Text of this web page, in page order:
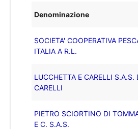
Denominazione
SOCIETA' COOPERATIVA
ITALIA A R.L.
LUCCHETTA E CARELLI S.A.S.
CARELLI
PIETRO SCIORTINO DI
E C. S.A.S.